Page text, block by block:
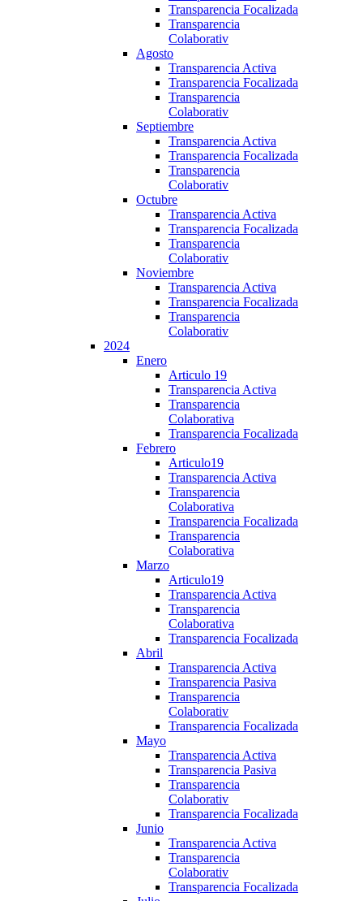
Transparencia Focalizada
Transparencia
Colaborativ
Agosto
Transparencia Activa
Transparencia Focalizada
Transparencia
Colaborativ
Septiembre
Transparencia Activa
Transparencia Focalizada
Transparencia
Colaborativ
Octubre
Transparencia Activa
Transparencia Focalizada
Transparencia
Colaborativ
Noviembre
Transparencia Activa
Transparencia Focalizada
Transparencia
Colaborativ
2024
Enero
Articulo 19
Transparencia Activa
Transparencia
Colaborativa
Transparencia Focalizada
Febrero
Articulo19
Transparencia Activa
Transparencia
Colaborativa
Transparencia Focalizada
Transparencia
Colaborativa
Marzo
Articulo19
Transparencia Activa
Transparencia
Colaborativa
Transparencia Focalizada
Abril
Transparencia Activa
Transparencia Pasiva
Transparencia
Colaborativ
Transparencia Focalizada
Mayo
Transparencia Activa
Transparencia Pasiva
Transparencia
Colaborativ
Transparencia Focalizada
Junio
Transparencia Activa
Transparencia
Colaborativ
Transparencia Focalizada